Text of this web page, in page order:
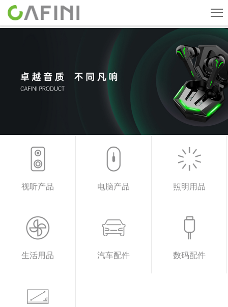
产品中心
人才招聘
联系我们
视听产品 电脑产品 照明用品
生活用品 汽车配件 数码配件